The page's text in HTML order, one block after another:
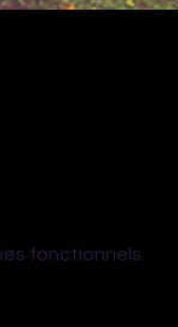
fonctionnels.